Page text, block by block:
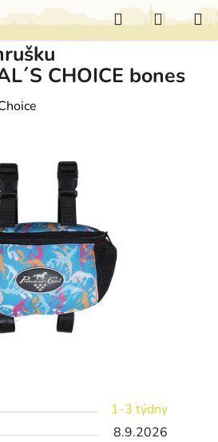
Hledat
KOŠÍK
1-3 týdny
8.9.2026
CHOICE bones